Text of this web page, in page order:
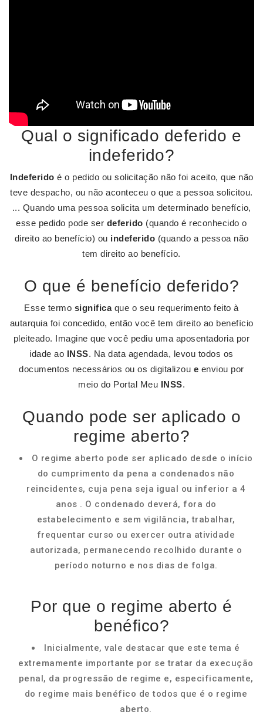
Qual o significado deferido e
indeferido?
Indeferido é o pedido ou solicitação não foi aceito, que não
teve despacho, ou não aconteceu o que a pessoa solicitou.
... Quando uma pessoa solicita um determinado benefício,
esse pedido pode ser deferido (quando é reconhecido o
direito ao benefício) ou indeferido (quando a pessoa não
tem direito ao benefício.
O que é benefício deferido?
Esse termo significaque o seu requerimento feito à
autarquia foi concedido, então você tem direito ao benefício
pleiteado. Imagine que você pediu uma aposentadoria por
idade ao INSS. Na data agendada, levou todos os
documentos necessários ou os digitalizou e enviou por
meio do Portal Meu INSS.
Quando pode ser aplicado o
regime aberto?
O regime aberto pode ser aplicado desde o início
do cumprimento da pena a condenados não
reincidentes, cuja pena seja igual ou inferior a 4
anos . O condenado deverá, fora do
estabelecimento e sem vigilância, trabalhar,
frequentar curso ou exercer outra atividade
autorizada, permanecendo recolhido durante o
período noturno e nos dias de folga.
Por que o regime aberto é
benéfico?
Inicialmente, vale destacar que este tema é
extremamente importante por se tratar da execução
penal, da progressão de regime e, especificamente,
do regime mais benéfico de todos que é o regime
aberto.